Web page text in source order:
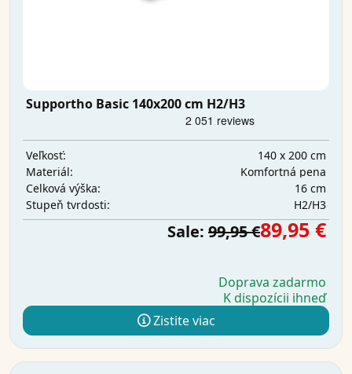
Supportho Basic 140x200 cm H2/H3
Veľkosť:
140 x 200 cm
Materiál:
Komfortná pena
Celková výška:
16 cm
Stupeň tvrdosti:
H2/H3
Sale: 99,95 €89,95 €
Doprava zadarmo
K dispozícii ihneď
Zistite viac